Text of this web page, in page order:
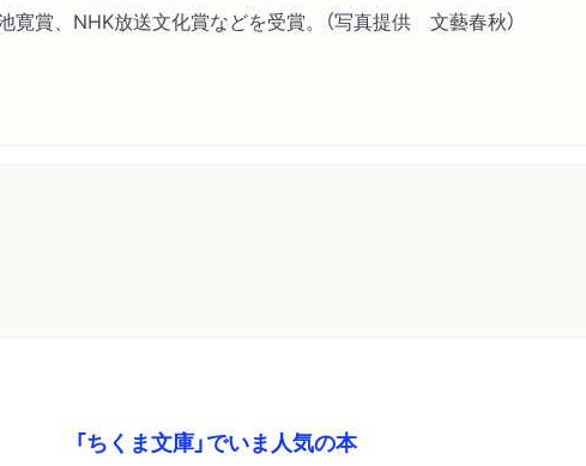
賞、NHK放送文化賞などを受賞。（写真提供 文藝春秋）
「ちくま文庫」でいま人気の本